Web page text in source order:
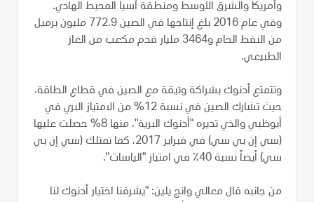
وأمريكا والشرق الأوسط ومنطقة آسيا المحيط الهادي.
وفي عام 2016 بلغ إنتاجها في الصين 772.9 مليون برميل
من النفط الخام و3464 مليار قدم مكعب من الغاز
الطبيعي.
وتتمتع أدنوك بشراكة وثيقة مع الصين في قطاع الطاقة،
حيث تشارك الصين في نسبة 12% من الامتياز البري في
أبوظبي والذي تديره "أدنوك البرية"، منها 8% حصلت عليها
(سي إن بي سي) في فبراير 2017، كما تمتلك (سي إن بي
سي) أيضاً نسبة 40٪ في امتياز "الياسات".
من جانبه قال معالي وانج يلين: "يشرفنا اختيار أدنوك لنا